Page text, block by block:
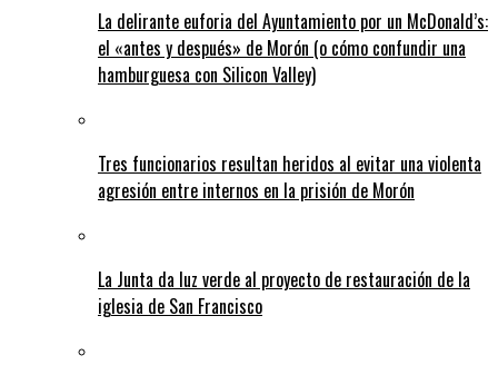
La delirante euforia del Ayuntamiento por un McDonald’s:
el «antes y después» de Morón (o cómo confundir una
hamburguesa con Silicon Valley)
Tres funcionarios resultan heridos al evitar una violenta
agresión entre internos en la prisión de Morón
La Junta da luz verde al proyecto de restauración de la
iglesia de San Francisco